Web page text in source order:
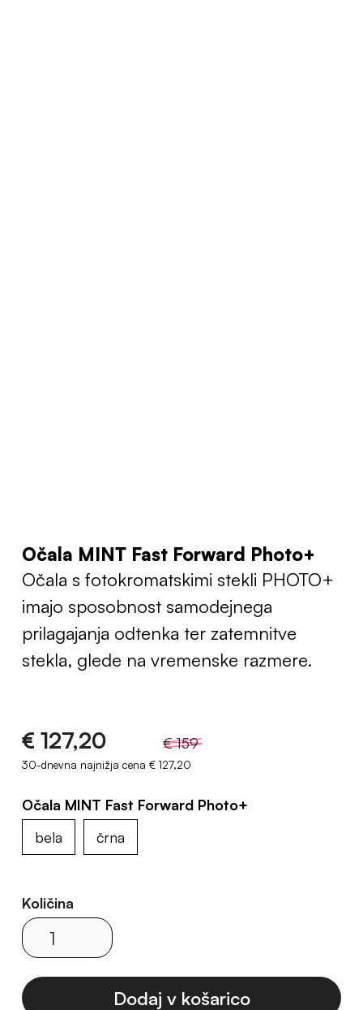
Očala MINT Fast Forward Photo+
Očala s fotokromatskimi stekli PHOTO+
imajo sposobnost samodejnega
prilagajanja odtenka ter zatemnitve
stekla, glede na vremenske razmere.
€ 127,20 € 159
30-dnevna najnižja cena € 127,20
Očala MINT Fast Forward Photo+
bela
črna
Količina